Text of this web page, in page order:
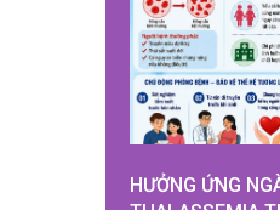
dân của Chủ tịch UBND xã
HƯỞNG ỨNG